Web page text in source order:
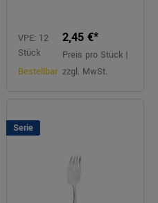
VPE: 12
Stück
Bestellbar
2,45 €*
Preis pro Stück |
zzgl. MwSt.
Serie